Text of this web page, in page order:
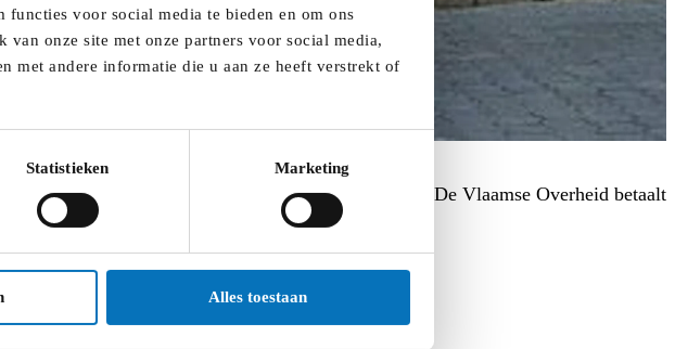
functies voor social media te bieden en om ons
onze site met onze partners voor social media,
met andere informatie die u aan ze heeft verstrekt of
Statistieken Marketing
Alles toestaan
ook als De Lijn die versterkingsrit moet inleggen. De Vlaamse Overheid betaalt